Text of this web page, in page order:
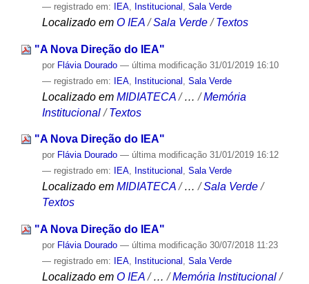
— registrado em:
IEA, Institucional Sala Verde
Localizado em O IEA /Sala Verde /Textos
"A Nova Direção do IEA"
por Flávia Dourado — última modificação31/01/2019 16:10
— registrado em: IEA, Institucional Sala Verde
Localizado em MIDIATECA /…/Memória
Institucional /Textos
"A Nova Direção do IEA"
por Flávia Dourado — última modificação31/01/2019 16:12
— registrado em:
IEA, Institucional , Sala Verde
Localizado em MIDIATECA /…/Sala Verde /
Textos
"A Nova Direção do IEA"
por Flávia Dourado — última modificação30/07/2018 11:23
— registrado em:
IEA, Institucional , Sala Verde
Localizado em O IEA /…/Memória Institucional /